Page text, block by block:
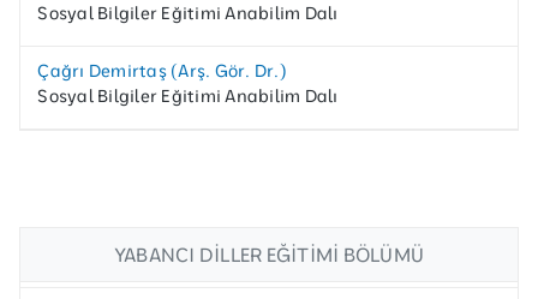
Sosyal Bilgiler Eğitimi Anabilim Dalı
Çağrı Demirtaş (Arş. Gör. Dr.)
Sosyal Bilgiler Eğitimi Anabilim Dalı
YABANCI DILLER EĞITIMI BÖLÜMÜ